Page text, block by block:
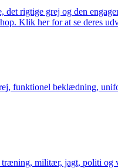
rigtige grej og den
Klik her for at se deres
funktionel beklædning,
militær, jagt, politi og